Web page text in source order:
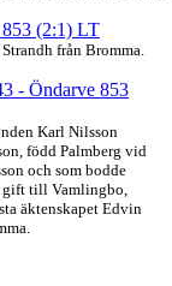
från Bromma.
Karl Nilsson
född Palmberg vid
och som bodde
gift till Vamlingbo,
äktenskapet Edvin